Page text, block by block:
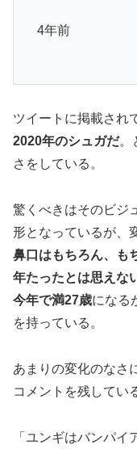
4年前 4
ツイートに掲載され
2020年のシュガだ。
さをしている。
驚くべきはそのビジ
形となっているが、
鼻口はもちろん、も
年たったとは思えな
今年で満27歳になる
を持っている。
あまりの変化のなさ
コメントを残してい
「ユンギはバンパイ